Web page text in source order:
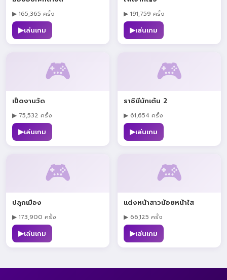
▶ 165,365 ครั้ง
▶เล่นเกม
▶ 191,759 ครั้ง
▶เล่นเกม
🎮
เป็ดงานวัด
▶ 75,532 ครั้ง
▶เล่นเกม
🎮
ราชินีนักเต้น 2
▶ 61,654 ครั้ง
▶เล่นเกม
🎮
ปลูกเมือง
▶ 173,900 ครั้ง
▶เล่นเกม
🎮
แต่งหน้าสาวน้อยหน้าใส
▶ 66,125 ครั้ง
▶เล่นเกม